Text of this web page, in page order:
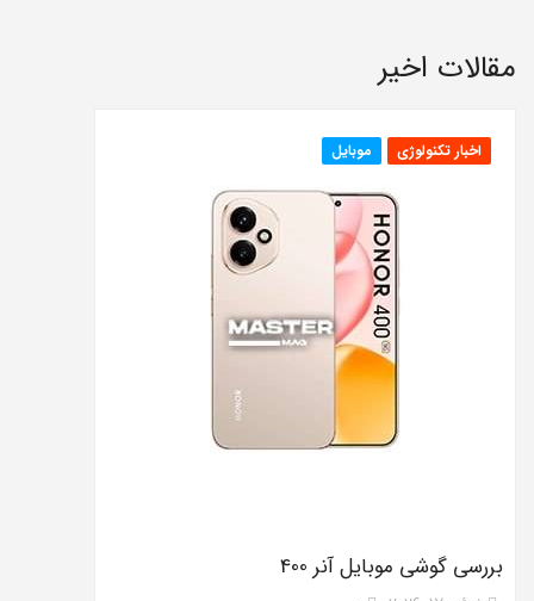
مقالات اخیر
اخبار تکنولوژی موبایل
بررسی گوشی موبایل آنر 400